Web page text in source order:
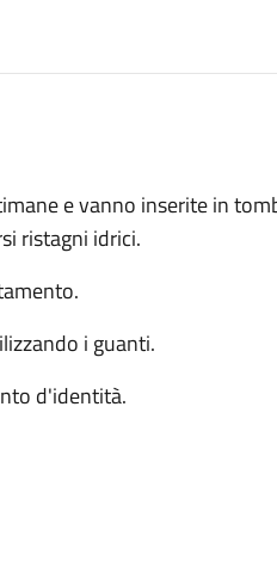
e vanno inserite in
ristagni idrici.
i guanti.
d'identità.